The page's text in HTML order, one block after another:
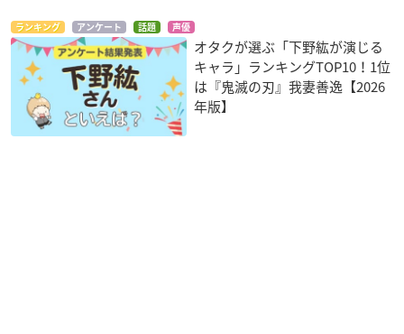
ランキング アンケート 話題 声優
オタクが選ぶ「下野紘が演じる
キャラ」ランキングTOP10！1位
は『鬼滅の刃』我妻善逸【2026
年版】